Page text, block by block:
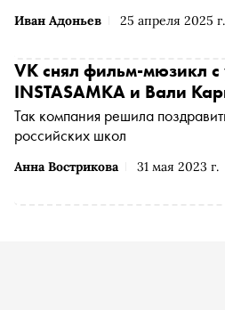
Иван Адоньев 25 апреля 2025 г.
Анна Вострикова 31 мая 2023 г.
VK снял фильм-мюзикл с
INSTASAMKA и Вали
Так компания решила
российских школ